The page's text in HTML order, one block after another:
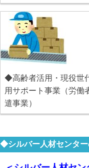
◆高齢者活用・現役世
用サポート事業（労働
遣事業）
◆シルバー人材センタ